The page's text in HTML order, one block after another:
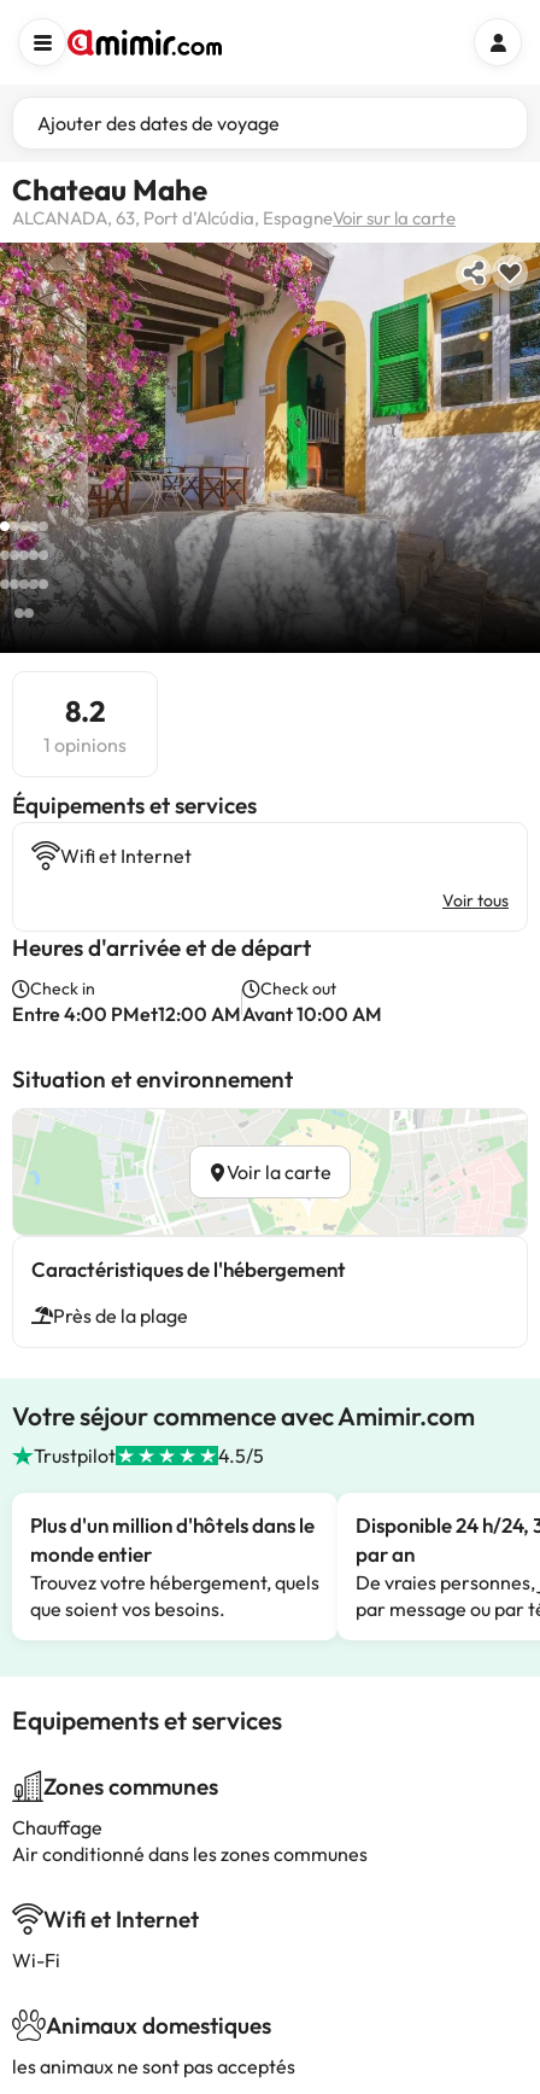
Ajouter des dates de voyage
Chateau Mahe
ALCANADA, 63, Port d’Alcúdia, EspagneVoir sur la carte
8.2
1 opinions
​Équipements et services
Wifi et Internet
Voir tous
Heures d'arrivée et de départ
Check in
Entre 4:00 PMet12:00 AM
Check out
Avant 10:00 AM
Situation et environnement
Voir la carte
Caractéristiques de l'hébergement
Près de la plage
Votre séjour commence avec Amimir.com
Trustpilot 4.5/5
Plus d'un million d'hôtels dans le
monde entier
Trouvez votre hébergement, quels
que soient vos besoins.
Disponible 24 h/24,
par an
De vraies
par message ou par
Equipements et services
Zones communes
Chauffage
Air conditionné dans les zones communes
Wifi et Internet
Wi-Fi
Animaux domestiques
les animaux ne sont pas acceptés